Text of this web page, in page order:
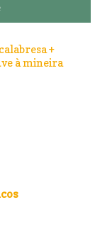
+
à mineira